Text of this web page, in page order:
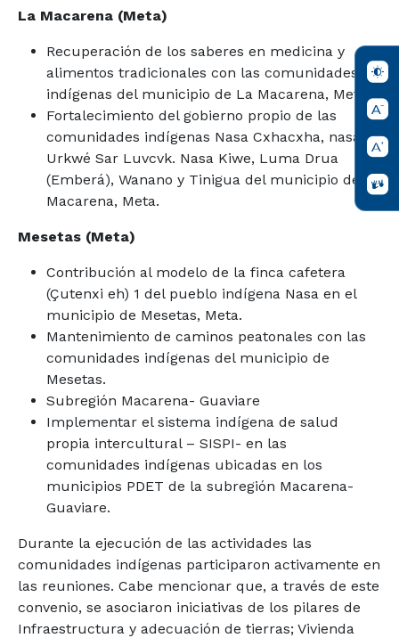
La Macarena (Meta)
Recuperación de los saberes en medicina y
alimentos tradicionales con las comunidades
indígenas del municipio de La Macarena, Meta.
Fortalecimiento del gobierno propio de las
comunidades indígenas Nasa Cxhacxha, nasa
Urkwé Sar Luvcvk. Nasa Kiwe, Luma Drua
(Emberá), Wanano y Tinigua del municipio de La
Macarena, Meta.
Mesetas (Meta)
Contribución al modelo de la finca cafetera
(Çutenxi eh) 1 del pueblo indígena Nasa en el
municipio de Mesetas, Meta.
Mantenimiento de caminos peatonales con las
comunidades indígenas del municipio de
Mesetas.
Subregión Macarena- Guaviare
Implementar el sistema indígena de salud
propia intercultural – SISPI- en las
comunidades indígenas ubicadas en los
municipios PDET de la subregión Macarena-
Guaviare.
Durante la ejecución de las actividades las
comunidades indígenas participaron activamente en
las reuniones. Cabe mencionar que, a través de este
convenio, se asociaron iniciativas de los pilares de
Infraestructura y adecuación de tierras; Vivienda